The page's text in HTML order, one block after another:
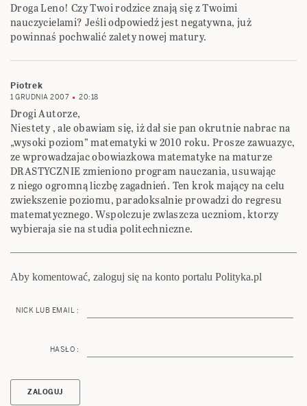
Droga Leno! Czy Twoi rodzice znają się z Twoimi
nauczycielami? Jeśli odpowiedź jest negatywna, już
powinnaś pochwalić zalety nowej matury.
Piotrek
1 GRUDNIA 2007 20:18
Drogi Autorze,
Niestety , ale obawiam się, iż dał sie pan okrutnie nabrac na
„wysoki poziom” matematyki w 2010 roku. Prosze zawuazyc,
ze wprowadzajac obowiazkowa matematyke na maturze
DRASTYCZNIE zmieniono program nauczania, usuwając
z niego ogromną liczbę zagadnień. Ten krok mający na celu
zwiekszenie poziomu, paradoksalnie prowadzi do regresu
matematycznego. Wspolczuje zwlaszcza uczniom, ktorzy
wybieraja sie na studia politechniczne.
Aby komentować, zaloguj się na konto portalu Polityka.pl
NICK LUB EMAIL :
HASŁO :